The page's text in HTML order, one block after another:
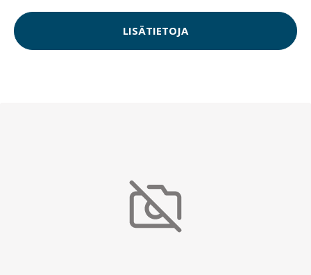
LISÄTIETOJA